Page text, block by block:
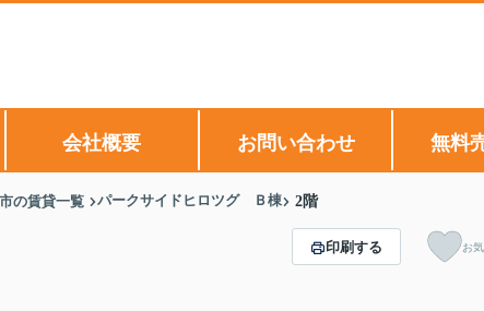
会社概要 お問い合わせ 無料
の賃貸一覧 パークサイドヒロツグ Ｂ棟 2階
印刷する お